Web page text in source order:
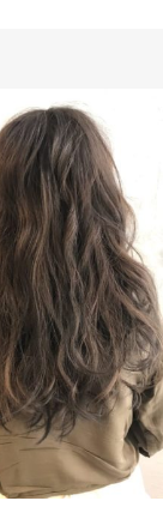
LONG